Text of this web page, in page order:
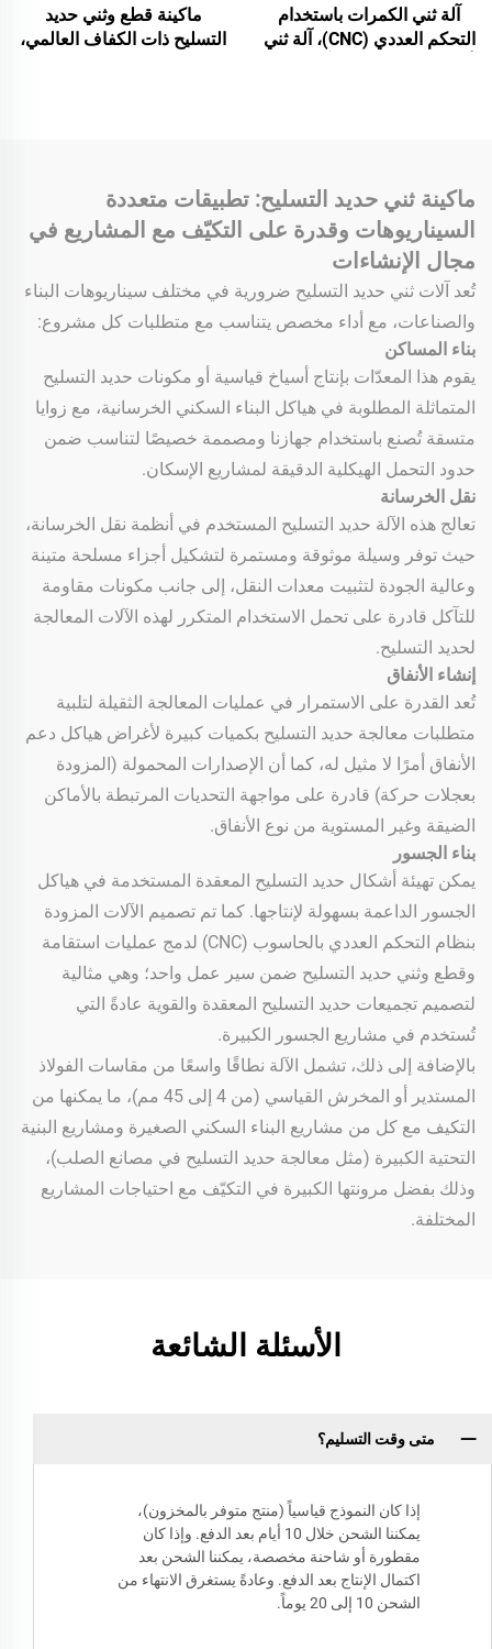
آلة ثني الكمرات باستخدام
التحكم العددي (CNC)، آلة ثني
ماكينة قطع وثني حديد
التسليح ذات الكفاف العالمي،
ماكينة ثني حديد التسليح: تطبيقات متعددة
السيناريوهات وقدرة على التكيّف مع المشاريع في
مجال الإنشاءات
تُعد آلات ثني حديد التسليح ضرورية في مختلف سيناريوهات البناء
والصناعات، مع أداء مخصص يتناسب مع متطلبات كل مشروع:
بناء المساكن
يقوم هذا المعدّات بإنتاج أسياخ قياسية أو مكونات حديد التسليح
المتماثلة المطلوبة في هياكل البناء السكني الخرسانية، مع زوايا
متسقة تُصنع باستخدام جهازنا ومصممة خصيصًا لتناسب ضمن
حدود التحمل الهيكلية الدقيقة لمشاريع الإسكان.
نقل الخرسانة
تعالج هذه الآلة حديد التسليح المستخدم في أنظمة نقل الخرسانة،
حيث توفر وسيلة موثوقة ومستمرة لتشكيل أجزاء مسلحة متينة
وعالية الجودة لتثبيت معدات النقل، إلى جانب مكونات مقاومة
للتآكل قادرة على تحمل الاستخدام المتكرر لهذه الآلات المعالجة
لحديد التسليح.
إنشاء الأنفاق
تُعد القدرة على الاستمرار في عمليات المعالجة الثقيلة لتلبية
متطلبات معالجة حديد التسليح بكميات كبيرة لأغراض هياكل دعم
الأنفاق أمرًا لا مثيل له، كما أن الإصدارات المحمولة (المزودة
بعجلات حركة) قادرة على مواجهة التحديات المرتبطة بالأماكن
الضيقة وغير المستوية من نوع الأنفاق.
بناء الجسور
يمكن تهيئة أشكال حديد التسليح المعقدة المستخدمة في هياكل
الجسور الداعمة بسهولة لإنتاجها. كما تم تصميم الآلات المزودة
بنظام التحكم العددي بالحاسوب (CNC) لدمج عمليات استقامة
وقطع وثني حديد التسليح ضمن سير عمل واحد؛ وهي مثالية
لتصميم تجميعات حديد التسليح المعقدة والقوية عادةً التي
تُستخدم في مشاريع الجسور الكبيرة.
بالإضافة إلى ذلك، تشمل الآلة نطاقًا واسعًا من مقاسات الفولاذ
المستدير أو المخرش القياسي (من 4 إلى 45 مم)، ما يمكنها من
التكيف مع كل من مشاريع البناء السكني الصغيرة ومشاريع البنية
التحتية الكبيرة (مثل معالجة حديد التسليح في مصانع الصلب)،
وذلك بفضل مرونتها الكبيرة في التكيّف مع احتياجات المشاريع
المختلفة.
الأسئلة الشائعة
متى وقت التسليم؟
إذا كان النموذج قياسياً (منتج متوفر بالمخزون)،
يمكننا الشحن خلال 10 أيام بعد الدفع. وإذا كان
مقطورة أو شاحنة مخصصة، يمكننا الشحن بعد
اكتمال الإنتاج بعد الدفع. وعادةً يستغرق الانتهاء من
الشحن 10 إلى 20 يوماً.